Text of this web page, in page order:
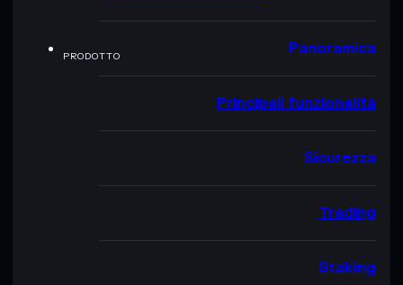
PRODOTTO Panoramica
Principali funzionalità
Sicurezza
Trading
Staking